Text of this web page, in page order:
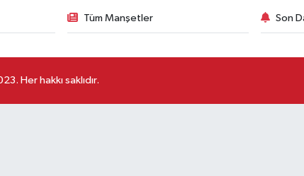
Tüm Manşetler Son
Her hakkı saklıdır.